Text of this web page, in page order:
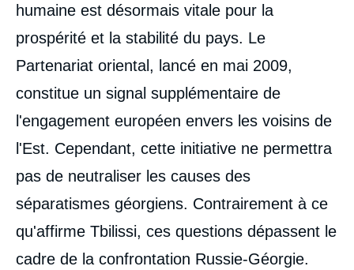
humaine est désormais vitale pour la
prospérité et la stabilité du pays. Le
Partenariat oriental, lancé en mai 2009,
constitue un signal supplémentaire de
l'engagement européen envers les voisins de
l'Est. Cependant, cette initiative ne permettra
pas de neutraliser les causes des
séparatismes géorgiens. Contrairement à ce
qu'affirme Tbilissi, ces questions dépassent le
cadre de la confrontation Russie-Géorgie.